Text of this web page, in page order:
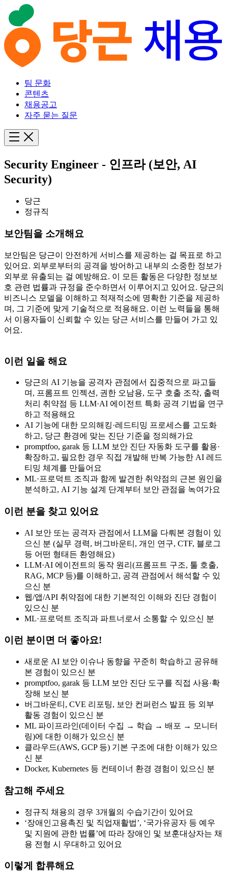
팀 문화
콘텐츠
채용공고
자주 묻는 질문
Security Engineer - 인프라 (보안, AI
Security)
당근
정규직
보안팀을 소개해요
보안팀은 당근이 안전하게 서비스를 제공하는 걸 목표로 하고
있어요. 외부로부터의 공격을 방어하고 내부의 소중한 정보가
외부로 유출되는 걸 예방해요. 이 모든 활동은 다양한 정보보
호 관련 법률과 규정을 준수하면서 이루어지고 있어요. 당근의
비즈니스 모델을 이해하고 적재적소에 명확한 기준을 제공하
며, 그 기준에 맞게 기술적으로 적용해요. 이런 노력들을 통해
서 이용자들이 신뢰할 수 있는 당근 서비스를 만들어 가고 있
어요.
이런 일을 해요
당근의 AI 기능을 공격자 관점에서 집중적으로 파고들
며, 프롬프트 인젝션, 권한 오남용, 도구 호출 조작, 출력
처리 취약점 등 LLM·AI 에이전트 특화 공격 기법을 연구
하고 적용해요
AI 기능에 대한 모의해킹·레드티밍 프로세스를 고도화
하고, 당근 환경에 맞는 진단 기준을 정의해가요
promptfoo, garak 등 LLM 보안 진단 자동화 도구를 활용·
확장하고, 필요한 경우 직접 개발해 반복 가능한 AI 레드
티밍 체계를 만들어요
ML·프로덕트 조직과 함께 발견한 취약점의 근본 원인을
분석하고, AI 기능 설계 단계부터 보안 관점을 녹여가요
이런 분을 찾고 있어요
AI 보안 또는 공격자 관점에서 LLM을 다뤄본 경험이 있
으신 분 (실무 경력, 버그바운티, 개인 연구, CTF, 블로그
등 어떤 형태든 환영해요)
LLM·AI 에이전트의 동작 원리(프롬프트 구조, 툴 호출,
RAG, MCP 등)를 이해하고, 공격 관점에서 해석할 수 있
으신 분
웹/앱/API 취약점에 대한 기본적인 이해와 진단 경험이
있으신 분
ML·프로덕트 조직과 파트너로서 소통할 수 있으신 분
이런 분이면 더 좋아요!
새로운 AI 보안 이슈나 동향을 꾸준히 학습하고 공유해
본 경험이 있으신 분
promptfoo, garak 등 LLM 보안 진단 도구를 직접 사용·확
장해 보신 분
버그바운티, CVE 리포팅, 보안 컨퍼런스 발표 등 외부
활동 경험이 있으신 분
ML 파이프라인(데이터 수집 → 학습 → 배포 → 모니터
링)에 대한 이해가 있으신 분
클라우드(AWS, GCP 등) 기본 구조에 대한 이해가 있으
신 분
Docker, Kubernetes 등 컨테이너 환경 경험이 있으신 분
참고해 주세요
정규직 채용의 경우 3개월의 수습기간이 있어요
‘장애인고용촉진 및 직업재활법’, ‘국가유공자 등 예우
및 지원에 관한 법률’에 따라 장애인 및 보훈대상자는 채
용 전형 시 우대하고 있어요
이렇게 합류해요